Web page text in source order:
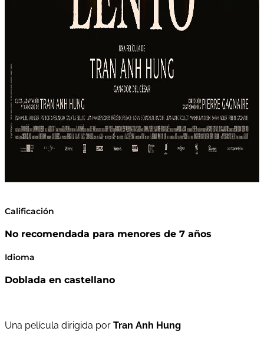
Calificación
No recomendada para menores de 7 años
Idioma
Doblada en castellano
Una película dirigida por Tran Anh Hung